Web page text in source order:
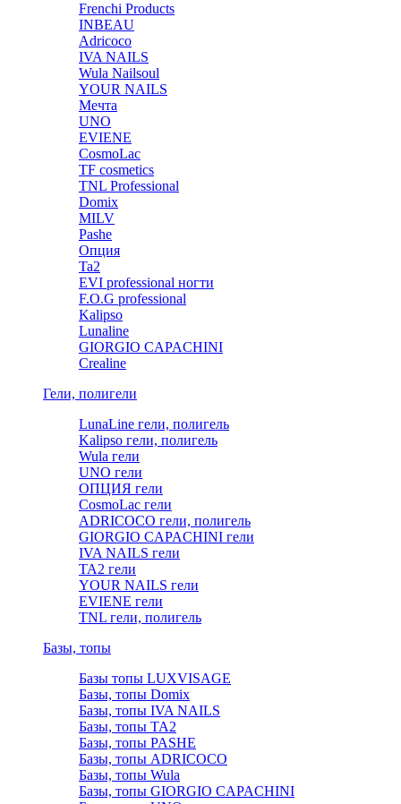
Frenchi Products
INBEAU
Adricoco
IVA NAILS
Wula Nailsoul
YOUR NAILS
Мечта
UNO
EVIENE
CosmoLac
TF cosmetics
TNL Professional
Domix
MILV
Pashe
Опция
Ta2
EVI professional ногти
F.O.G professional
Kalipso
Lunaline
GIORGIO CAPACHINI
Crealine
Гели, полигели
LunaLine гели, полигель
Kalipso гели, полигель
Wula гели
UNO гели
ОПЦИЯ гели
CosmoLac гели
ADRICOCO гели, полигель
GIORGIO CAPACHINI гели
IVA NAILS гели
TA2 гели
YOUR NAILS гели
EVIENE гели
TNL гели, полигель
Базы, топы
Базы топы LUXVISAGE
Базы, топы Domix
Базы, топы IVA NAILS
Базы, топы TA2
Базы, топы PASHE
Базы, топы ADRICOCO
Базы, топы Wula
Базы, топы GIORGIO CAPACHINI